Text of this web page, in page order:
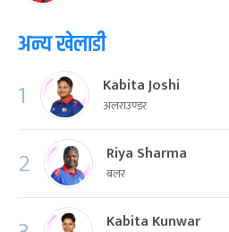
अन्य खेलाडी
1 Kabita Joshi
अलराउण्डर
2 Riya Sharma
बलर
Kabita Kunwar